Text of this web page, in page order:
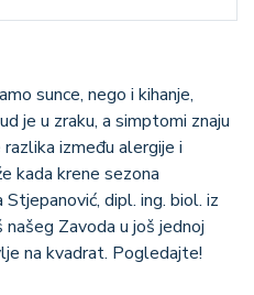
sunce, nego i kihanje,
je u zraku, a simptomi znaju
između alergije i
kada krene sezona
Stjepanović, dipl. ing. biol. iz
Zavoda u još jednoj
na kvadrat. Pogledajte!